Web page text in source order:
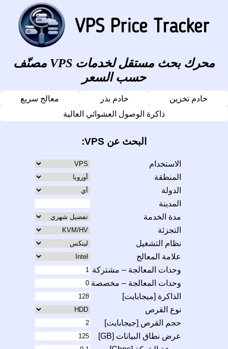
محرك بحث مستقل لخدمات VPS مصنّف
حسب السعر
خادم تخزين خادم بذر
معالج سريع
ذاكرة الوصول العشوائي العالية
البحث عن VPS:
الاستخدام
المنطقة
الدولة
المدينة
مدة الخدمة
التجزئة
نظام التشغيل
علامة المعالج
وحدات المعالجة – مشتركة
وحدات المعالجة – مخصصة
الذاكرة [ميجابايت]
نوع القرص
حجم القرص [جيجابايت]
عرض نطاق البيانات [GB]